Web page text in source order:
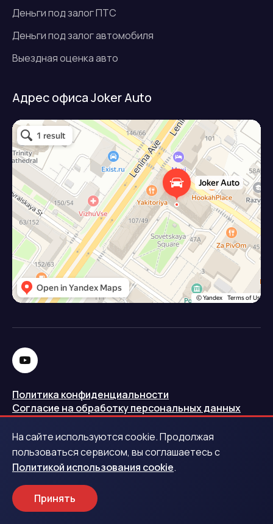
Деньги под залог ПТС
Деньги под залог автомобиля
Выездная оценка авто
Адрес офиса Joker Auto
Джокер авто
Займ под залог авто в Подольске
Микрофинансовая организация в Подольске
Политика конфиденциальности
Согласие на обработку персональных данных
Политика использования cookie
Запись в реестре операторов персональных данных
РКН
Центральный банк Российской Федерации
На сайте используются cookie. Продолжая
пользоваться сервисом, вы соглашаетесь с
Политикой использования cookie.
Принять